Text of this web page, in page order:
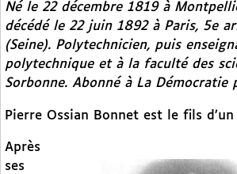
Né le 22 décembre 1819 à
décédé le 22 juin 1892 à Paris, 5e
(Seine). Polytechnicien, puis
polytechnique et à la faculté des
Sorbonne. Abonné à La Démocratie
Pierre Ossian Bonnet est le fils
Après
ses